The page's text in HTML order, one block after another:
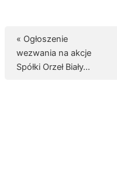
« Ogłoszenie
wezwania na akcje
Spółki Orzeł Biały…